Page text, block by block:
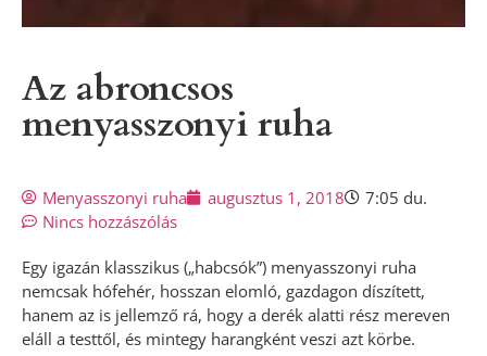
Az abroncsos
menyasszonyi ruha
Menyasszonyi ruha augusztus 1, 2018
7:05 du.
Nincs hozzászólás
Egy igazán klasszikus („habcsók”) menyasszonyi ruha
nemcsak hófehér, hosszan elomló, gazdagon díszített,
hanem az is jellemző rá, hogy a derék alatti rész mereven
eláll a testtől, és mintegy harangként veszi azt körbe.